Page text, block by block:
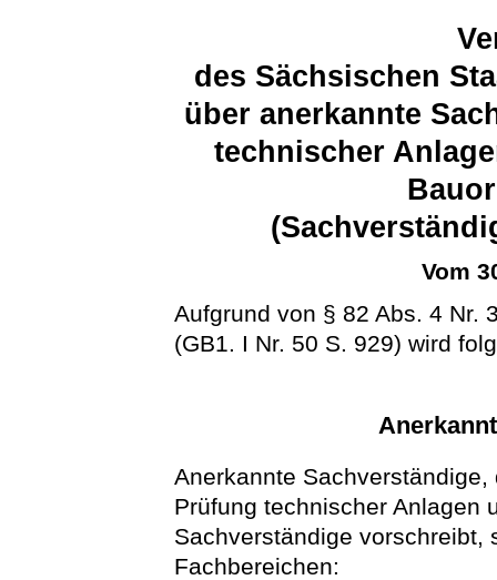
des Sächsischen
über anerkannte
technischer
Vom
Aufgrund von § 82 Abs. 4 Nr.
(GB1. I Nr. 50 S. 929) wird
Anerkannte
Prüfung technischer Anlagen
Sachverständige vorschreibt,
Fachbereichen: